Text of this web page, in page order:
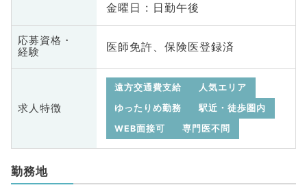
金曜日 : 日勤午後
応募資格・
経験
医師免許、保険医登録済
求人特徴
遠方交通費支給
人気エリア
ゆったりめ勤務
駅近・徒歩圏内
WEB面接可
専門医不問
勤務地